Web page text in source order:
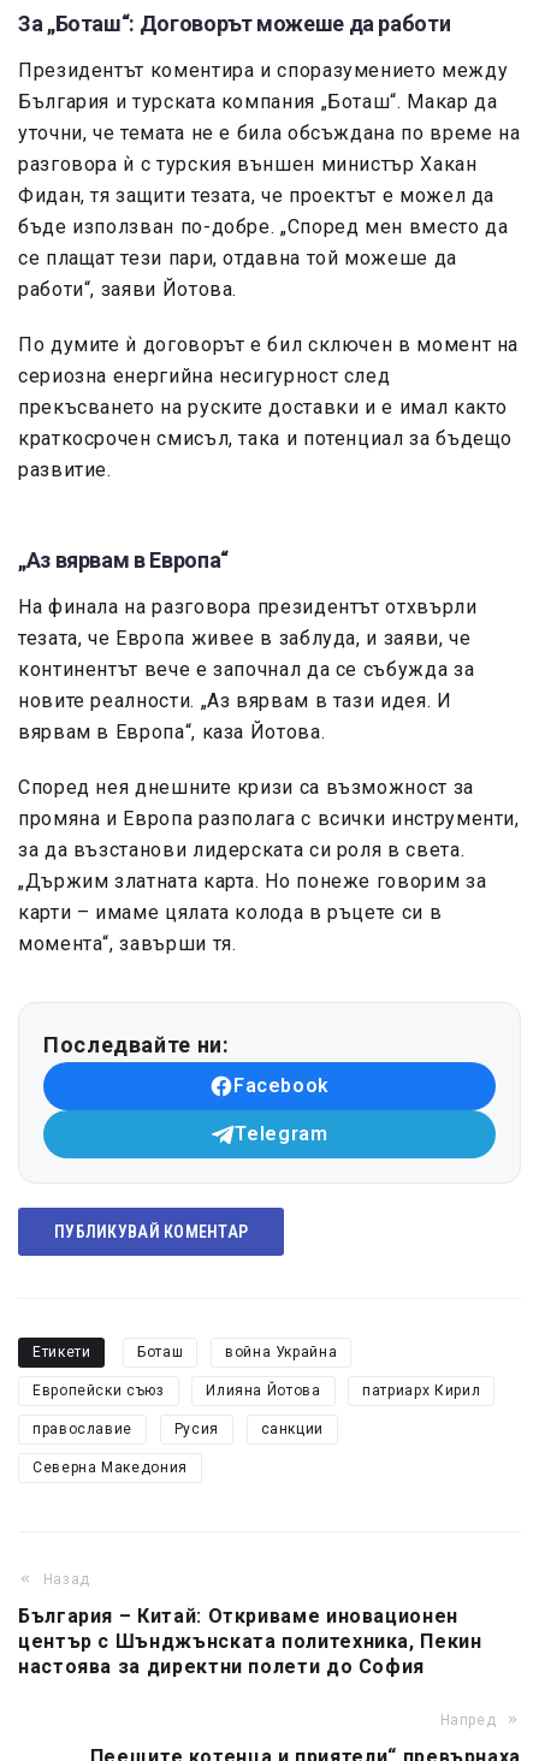
За „Боташ“: Договорът можеше да работи
Президентът коментира и споразумението между
България и турската компания „Боташ“. Макар да
уточни, че темата не е била обсъждана по време на
разговора ѝ с турския външен министър Хакан
Фидан, тя защити тезата, че проектът е можел да
бъде използван по-добре. „Според мен вместо да
се плащат тези пари, отдавна той можеше да
работи“, заяви Йотова.
По думите ѝ договорът е бил сключен в момент на
сериозна енергийна несигурност след
прекъсването на руските доставки и е имал както
краткосрочен смисъл, така и потенциал за бъдещо
развитие.
„Аз вярвам в Европа“
На финала на разговора президентът отхвърли
тезата, че Европа живее в заблуда, и заяви, че
континентът вече е започнал да се събужда за
новите реалности. „Аз вярвам в тази идея. И
вярвам в Европа“, каза Йотова.
Според нея днешните кризи са възможност за
промяна и Европа разполага с всички инструменти,
за да възстанови лидерската си роля в света.
„Държим златната карта. Но понеже говорим за
карти – имаме цялата колода в ръцете си в
момента“, завърши тя.
Последвайте ни:
Facebook
Telegram
ПУБЛИКУВАЙ КОМЕНТАР
Етикети Боташ война Украйна
Европейски съюз Илияна Йотова патриарх Кирил
православие Русия санкции
Северна Македония
Назад
България – Китай: Откриваме иновационен
център с Шънджънската политехника, Пекин
настоява за директни полети до София
Напред